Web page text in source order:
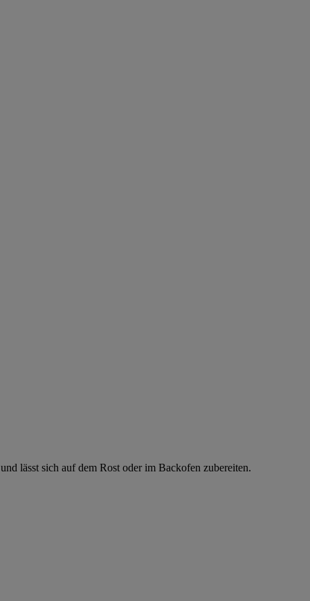
lässt sich auf dem Rost oder im Backofen zubereiten.